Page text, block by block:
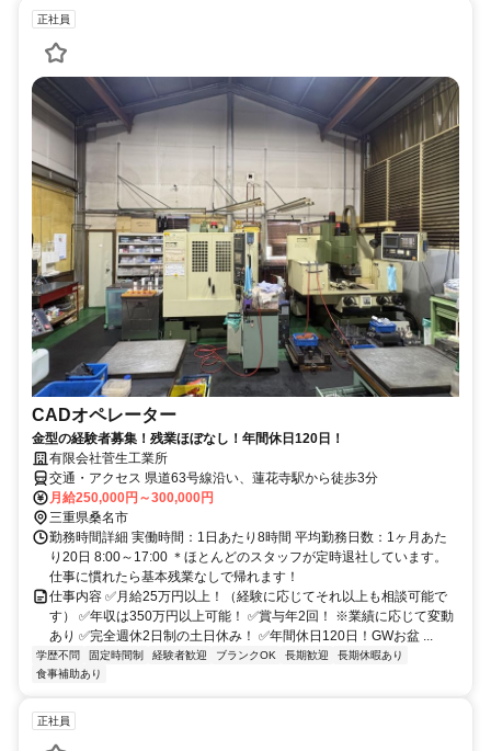
正社員
CADオペレーター
金型の経験者募集！残業ほぼなし！年間休日120日！
有限会社菅生工業所
交通・アクセス 県道63号線沿い、蓮花寺駅から徒歩3分
月給250,000円～300,000円
三重県桑名市
勤務時間詳細 実働時間：1日あたり8時間 平均勤務日数：1ヶ月あた
り20日 8:00～17:00 ＊ほとんどのスタッフが定時退社しています。
仕事に慣れたら基本残業なしで帰れます！
仕事内容 ✅月給25万円以上！（経験に応じてそれ以上も相談可能で
す） ✅年収は350万円以上可能！ ✅賞与年2回！ ※業績に応じて変動
あり ✅完全週休2日制の土日休み！ ✅年間休日120日！GWお盆 ...
学歴不問 固定時間制 経験者歓迎 ブランクOK 長期歓迎
長期休暇あり
食事補助あり
正社員